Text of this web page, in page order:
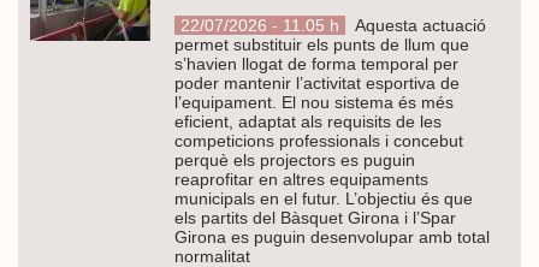
22/07/2026 - 11.05 h
Aquesta actuació
permet substituir els punts de llum que
s’havien llogat de forma temporal per
poder mantenir l’activitat esportiva de
l’equipament. El nou sistema és més
eficient, adaptat als requisits de les
competicions professionals i concebut
perquè els projectors es puguin
reaprofitar en altres equipaments
municipals en el futur. L’objectiu és que
els partits del Bàsquet Girona i l’Spar
Girona es puguin desenvolupar amb total
normalitat